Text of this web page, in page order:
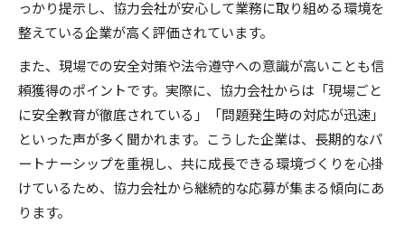
っかり提示し、協力会社が安心して業務に取り組める環境を
整えている企業が高く評価されています。
また、現場での安全対策や法令遵守への意識が高いことも信
頼獲得のポイントです。実際に、協力会社からは「現場ごと
に安全教育が徹底されている」「問題発生時の対応が迅速」
といった声が多く聞かれます。こうした企業は、長期的なパ
ートナーシップを重視し、共に成長できる環境づくりを心掛
けているため、協力会社から継続的な応募が集まる傾向にあ
ります。